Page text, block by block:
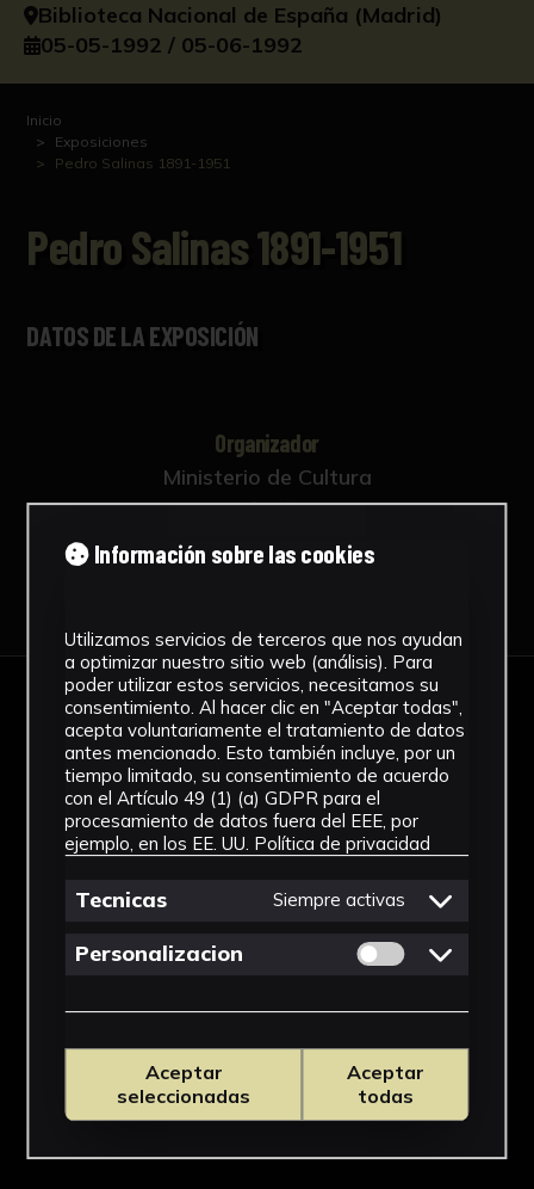
Biblioteca Nacional de España (Madrid)
05-05-1992 / 05-06-1992
Inicio
Exposiciones
Pedro Salinas 1891-1951
Pedro Salinas 1891-1951
DATOS DE LA EXPOSICIÓN
Organizador
Ministerio de Cultura
Comisariado
Mª Luisa López Vidriero
IMÁGENES
Información sobre las cookies
Utilizamos servicios de terceros que nos ayudan
a optimizar nuestro sitio web (análisis). Para
poder utilizar estos servicios, necesitamos su
consentimiento. Al hacer clic en "Aceptar todas",
acepta voluntariamente el tratamiento de datos
antes mencionado. Esto también incluye, por un
tiempo limitado, su consentimiento de acuerdo
con el Artículo 49 (1) (a) GDPR para el
procesamiento de datos fuera del EEE, por
ejemplo, en los EE. UU. Política de privacidad
Tecnicas Siempre activas
Personalizacion Permitir cookies
Aceptar
seleccionadas
Aceptar
todas